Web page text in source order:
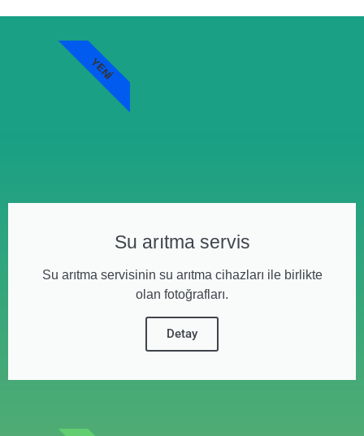
Su arıtma servis
Su arıtma servisinin su arıtma cihazları ile birlikte
olan fotoğrafları.
Detay
YENI